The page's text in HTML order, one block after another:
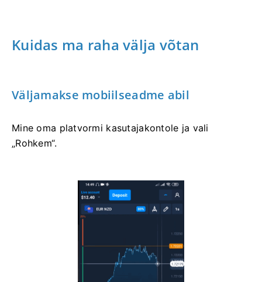
Kuidas ma raha välja võtan
Väljamakse mobiilseadme abil
Mine oma platvormi kasutajakontole ja vali
„Rohkem“.